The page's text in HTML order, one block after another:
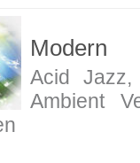
Modern
Acid
Ambient